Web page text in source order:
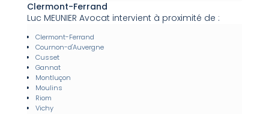
Clermont-Ferrand
Luc MEUNIER Avocat intervient à proximité de :
Clermont-Ferrand
Cournon-d'Auvergne
Cusset
Gannat
Montluçon
Moulins
Riom
Vichy